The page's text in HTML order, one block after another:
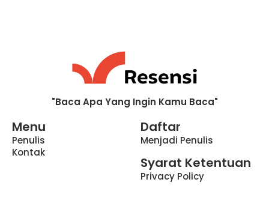
"Baca Apa Yang Ingin Kamu Baca"
Menu
Penulis
Kontak
Daftar
Menjadi Penulis
Syarat Ketentuan
Privacy Policy